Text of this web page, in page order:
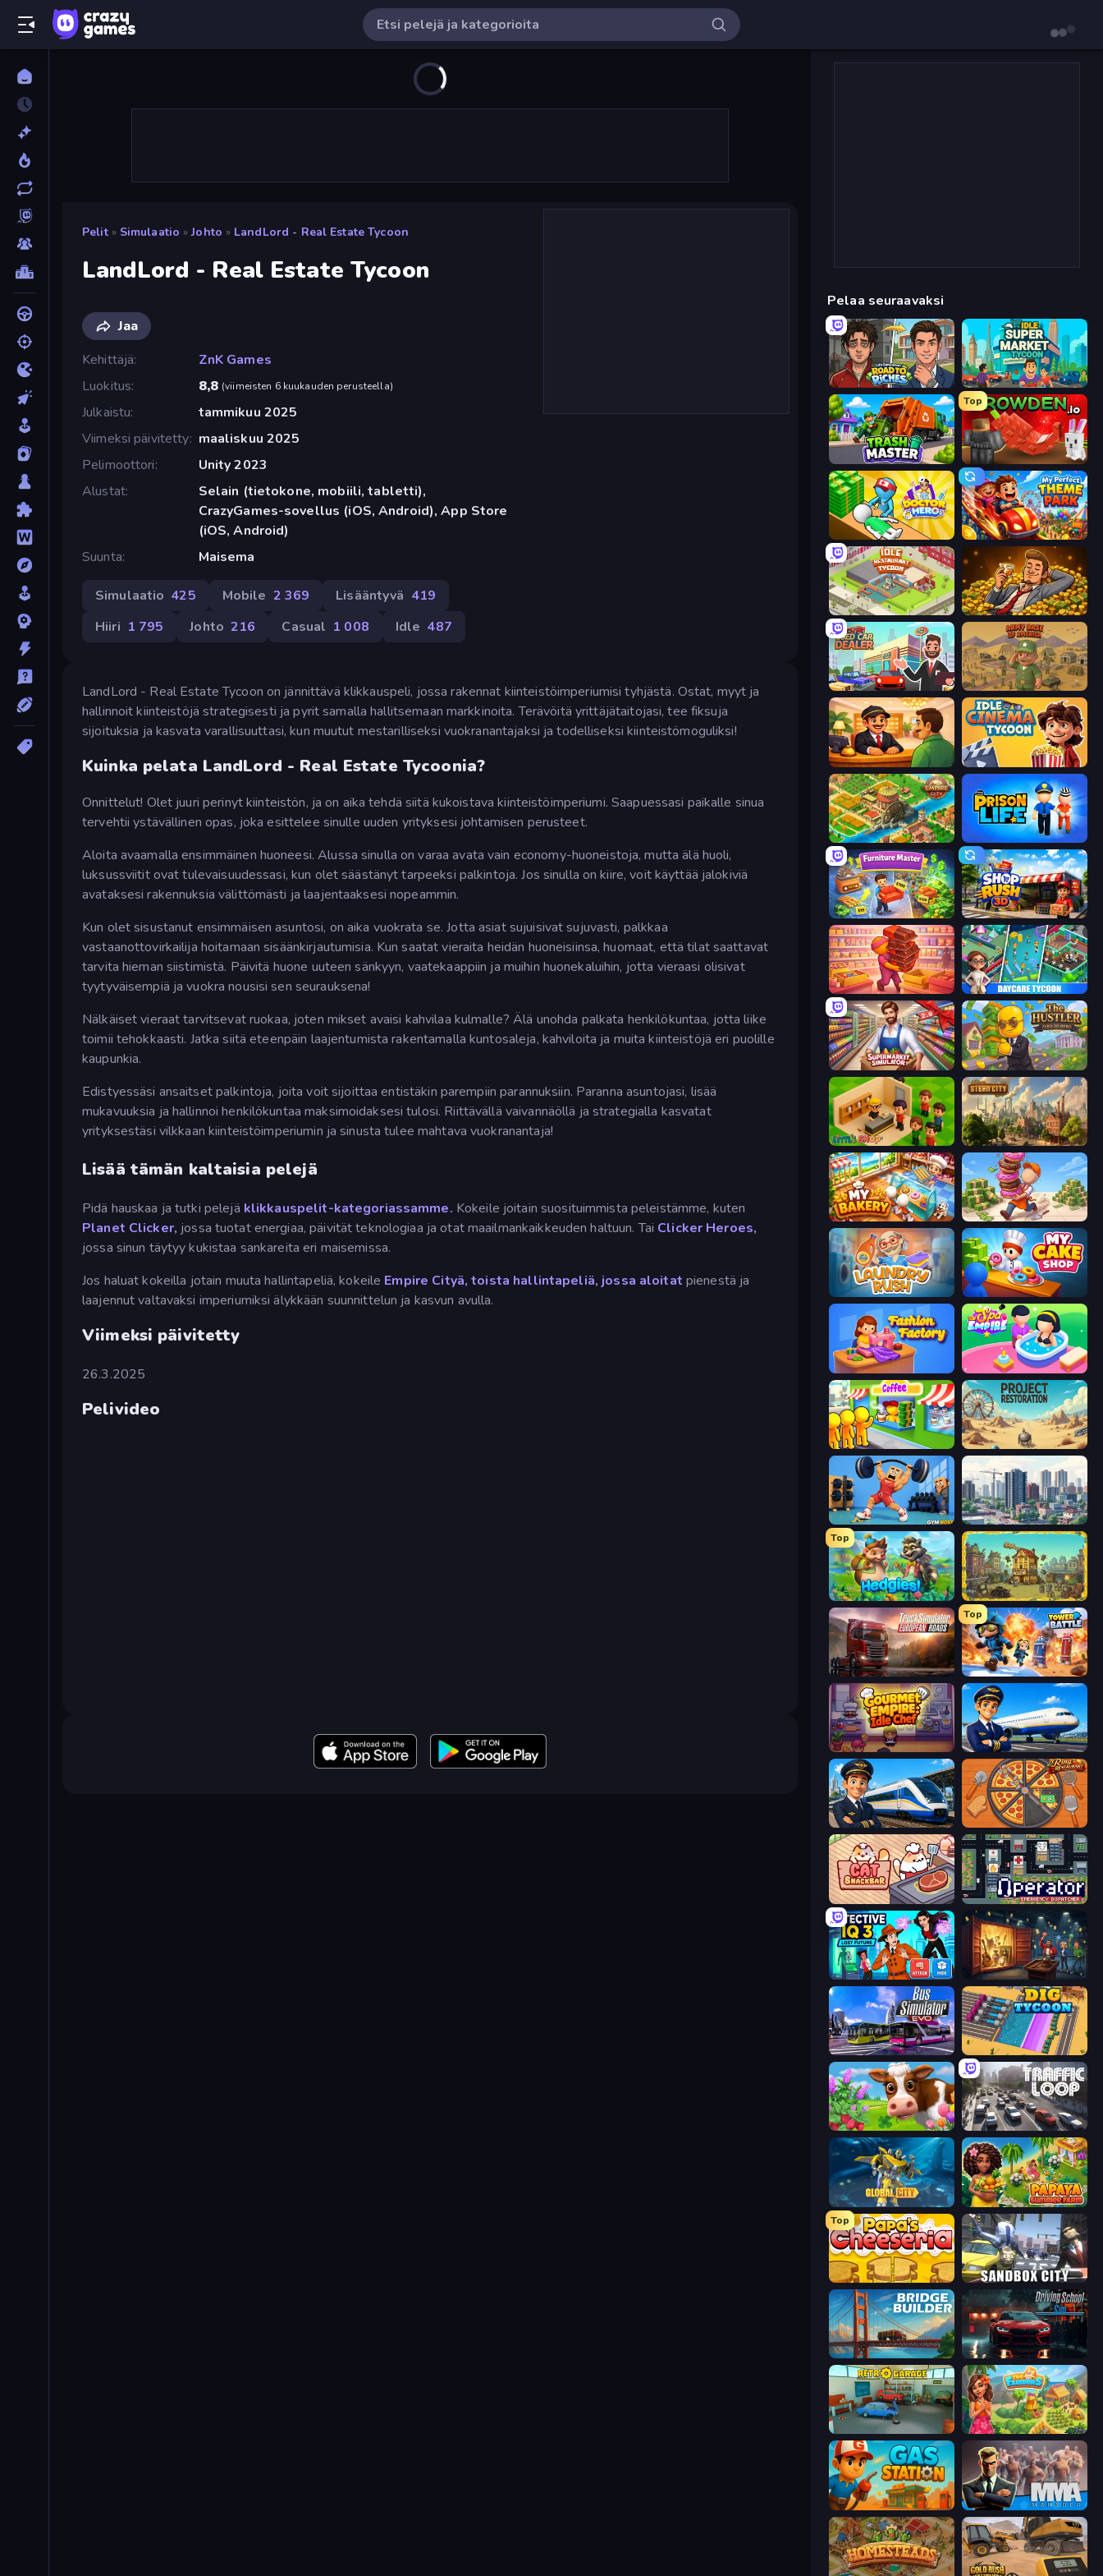
Pelit » Simulaatio » Johto » LandLord - Real Estate Tycoon
LandLord - Real Estate Tycoon
Jaa
Kehittäjä
ZnK Games
Luokitus
8,8 (viimeisten 6 kuukauden perusteella)
Julkaistu
tammikuu 2025
Viimeksi päivitetty maaliskuu 2025
Pelimoottori
Unity 2023
Alustat
Selain (tietokone, mobiili, tabletti),
CrazyGames-sovellus (iOS, Android), App Store
(iOS, Android)
Suunta
Maisema
Simulaatio 425 Mobile 2 369 Lisääntyvä 419
Hiiri 1 795 Johto 216 Casual 1 008 Idle 487
LandLord - Real Estate Tycoon on jännittävä klikkauspeli, jossa rakennat kiinteistöimperiumisi tyhjästä. Ostat, myyt ja
hallinnoit kiinteistöjä strategisesti ja pyrit samalla hallitsemaan markkinoita. Terävöitä yrittäjätaitojasi, tee fiksuja
sijoituksia ja kasvata varallisuuttasi, kun muutut mestarilliseksi vuokranantajaksi ja todelliseksi kiinteistömoguliksi!
Kuinka pelata LandLord - Real Estate Tycoonia?
Onnittelut! Olet juuri perinyt kiinteistön, ja on aika tehdä siitä kukoistava kiinteistöimperiumi. Saapuessasi paikalle sinua
tervehtii ystävällinen opas, joka esittelee sinulle uuden yrityksesi johtamisen perusteet.
Aloita avaamalla ensimmäinen huoneesi. Alussa sinulla on varaa avata vain economy-huoneistoja, mutta älä huoli,
luksussviitit ovat tulevaisuudessasi, kun olet säästänyt tarpeeksi palkintoja. Jos sinulla on kiire, voit käyttää jalokiviä
avataksesi rakennuksia välittömästi ja laajentaaksesi nopeammin.
Kun olet sisustanut ensimmäisen asuntosi, on aika vuokrata se. Jotta asiat sujuisivat sujuvasti, palkkaa
vastaanottovirkailija hoitamaan sisäänkirjautumisia. Kun saatat vieraita heidän huoneisiinsa, huomaat, että tilat saattavat
tarvita hieman siistimistä. Päivitä huone uuteen sänkyyn, vaatekaappiin ja muihin huonekaluihin, jotta vieraasi olisivat
tyytyväisempiä ja vuokra nousisi sen seurauksena!
Nälkäiset vieraat tarvitsevat ruokaa, joten mikset avaisi kahvilaa kulmalle? Älä unohda palkata henkilökuntaa, jotta liike
toimii tehokkaasti. Jatka siitä eteenpäin laajentumista rakentamalla kuntosaleja, kahviloita ja muita kiinteistöjä eri puolille
kaupunkia.
Edistyessäsi ansaitset palkintoja, joita voit sijoittaa entistäkin parempiin parannuksiin. Paranna asuntojasi, lisää
mukavuuksia ja hallinnoi henkilökuntaa maksimoidaksesi tulosi. Riittävällä vaivannäöllä ja strategialla kasvatat
yrityksestäsi vilkkaan kiinteistöimperiumin ja sinusta tulee mahtava vuokranantaja!
Lisää tämän kaltaisia pelejä
Pidä hauskaa ja tutki pelejä klikkauspelit-kategoriassamme. Kokeile joitain suosituimmista peleistämme, kuten
Planet Clicker, jossa tuotat energiaa, päivität teknologiaa ja otat maailmankaikkeuden haltuun. Tai Clicker Heroes,
jossa sinun täytyy kukistaa sankareita eri maisemissa.
Jos haluat kokeilla jotain muuta hallintapeliä, kokeile Empire Cityä, toista hallintapeliä, jossa aloitat pienestä ja
laajennut valtavaksi imperiumiksi älykkään suunnittelun ja kasvun avulla.
Viimeksi päivitetty
26.3.2025
Pelivideo
Pelaa seuraavaksi
Life Simulator: Road to Riches Idle Supermarket Tycoon
Trash Master
Top
Grow A Garden | Growden.io
Doctor Hero My Perfect Theme Park
Idle Restaurant Tycoon Idle Billionaire Tycoon
Used Car Dealer Tycoon Army Base Of America
Idle Cinema Tycoon
Empire City Prison Life
Furniture Master: Idle Tycoon Shop Rush 3D
Candy Packing Store DayCare Tycoon
Supermarket Simulator: Store Manager The Hustler
Little Shop Steam City
My bakery Donut Place
Laundry Rush My Cake Shop
Fashion Factory Spa Empire
Coffee Idle Project Restoration
Gym Boss SuperCity 3D
Top
Hedgies The Garbaggio Hotel
Truck Simulator: European Roads
Top
Tower Battle
Idle Airport Tycoon
Idle Train Empire Tycoon Ring Restaurant
Cat Snack Bar Operator: Emergency Dispatcher
Detective IQ 3 Container Auction
Bus Simulator: EVO Dig Tycoon
Country Life Meadows Traffic Loop
Global City Papaya Summer Farm
Top
Papa's Cheeseria Sandbox City
Bridge Builder Driving School Simulator
The Farmers
Gas Station MMA Manager 2